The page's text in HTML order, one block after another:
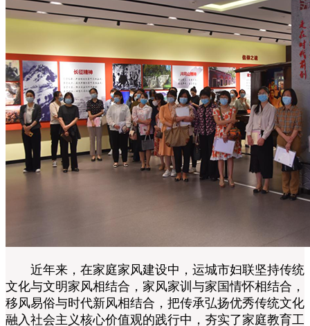
近年来，在家庭家风建设中，运城市妇联坚持传统
文化与文明家风相结合，家风家训与家国情怀相结合，
移风易俗与时代新风相结合，把传承弘扬优秀传统文化
融入社会主义核心价值观的践行中，夯实了家庭教育工